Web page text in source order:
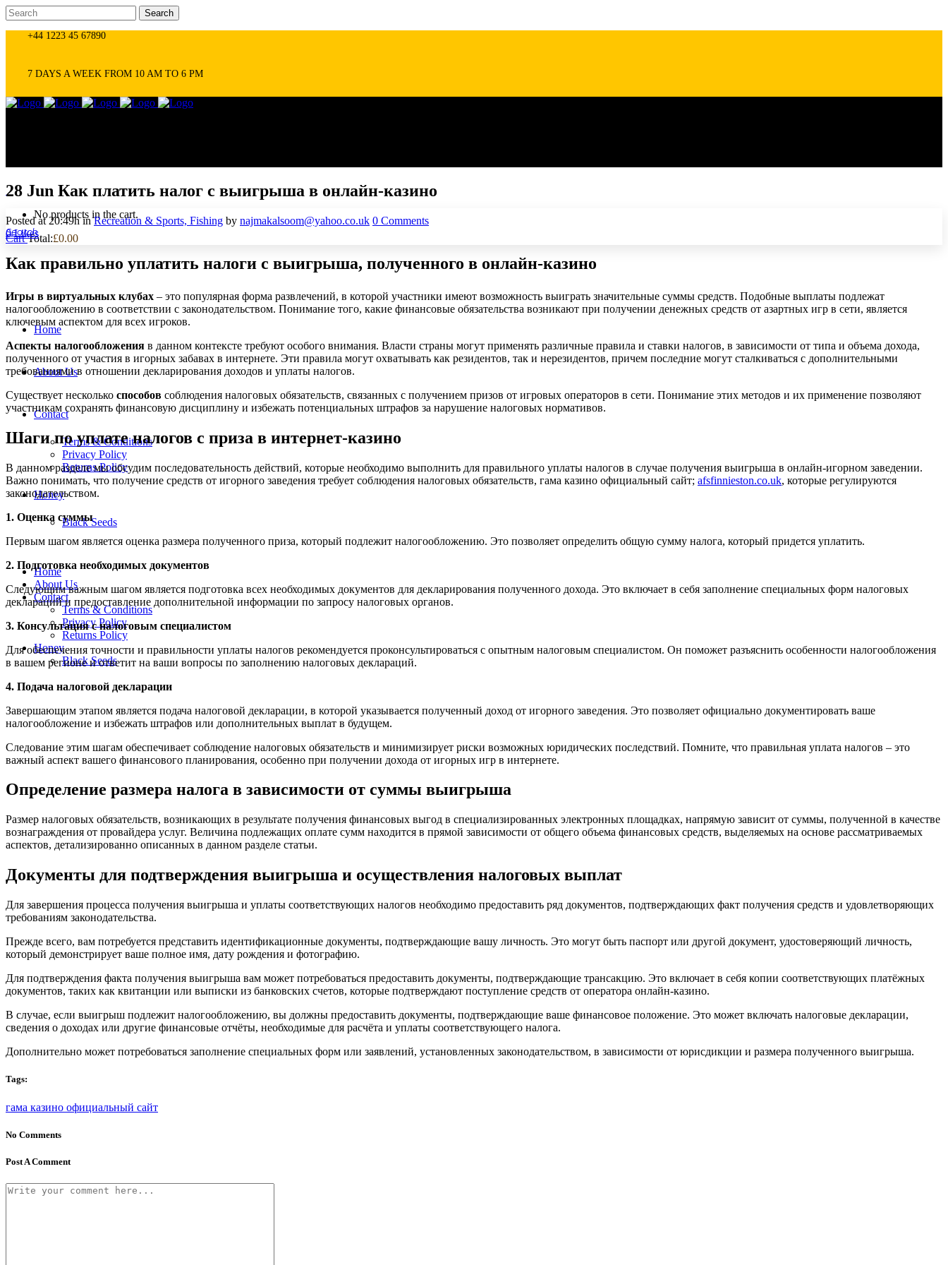
+44 1223 45 67890
7 DAYS A WEEK FROM 10 AM TO 6 PM
0
No products in the cart.
CartTotal:£0.00
Home
About Us
Contact
Terms & Conditions
Privacy Policy
Returns Policy
Honey
Black Seeds
Home
About Us
Contact
Terms & Conditions
Privacy Policy
Returns Policy
Honey
Black Seeds
28 Jun Как платить налог с выигрыша в онлайн-казино
Posted at 20:49hinRecreation & Sports, Fishing by najmakalsoom@yahoo.co.uk 0 Comments
0Likes
Как правильно уплатить налоги с выигрыша, полученного в онлайн-казино
Игры в виртуальных клубах – это популярная форма развлечений, в которой участники имеют возможность выиграть значительные суммы средств. Подобные выплаты подлежат
налогообложению в соответствии с законодательством. Понимание того, какие финансовые обязательства возникают при получении денежных средств от азартных игр в сети, является
ключевым аспектом для всех игроков.
Аспекты налогообложения в данном контексте требуют особого внимания. Власти страны могут применять различные правила и ставки налогов, в зависимости от типа и объема дохода,
полученного от участия в игорных забавах в интернете. Эти правила могут охватывать как резидентов, так и нерезидентов, причем последние могут сталкиваться с дополнительными
требованиями в отношении декларирования доходов и уплаты налогов.
Существует несколько способов соблюдения налоговых обязательств, связанных с получением призов от игровых операторов в сети. Понимание этих методов и их применение позволяют
участникам сохранять финансовую дисциплину и избежать потенциальных штрафов за нарушение налоговых нормативов.
Шаги по уплате налогов с приза в интернет-казино
В данном разделе мы обсудим последовательность действий, которые необходимо выполнить для правильного уплаты налогов в случае получения выигрыша в онлайн-игорном заведении.
Важно понимать, что получение средств от игорного заведения требует соблюдения налоговых обязательств, гама казино официальный сайт; afsfinnieston.co.uk, которые регулируются
законодательством.
1. Оценка суммы
Первым шагом является оценка размера полученного приза, который подлежит налогообложению. Это позволяет определить общую сумму налога, который придется уплатить.
2. Подготовка необходимых документов
Следующим важным шагом является подготовка всех необходимых документов для декларирования полученного дохода. Это включает в себя заполнение специальных форм налоговых
деклараций и предоставление дополнительной информации по запросу налоговых органов.
3. Консультация с налоговым специалистом
Для обеспечения точности и правильности уплаты налогов рекомендуется проконсультироваться с опытным налоговым специалистом. Он поможет разъяснить особенности налогообложения
в вашем регионе и ответит на ваши вопросы по заполнению налоговых деклараций.
4. Подача налоговой декларации
Завершающим этапом является подача налоговой декларации, в которой указывается полученный доход от игорного заведения. Это позволяет официально документировать ваше
налогообложение и избежать штрафов или дополнительных выплат в будущем.
Следование этим шагам обеспечивает соблюдение налоговых обязательств и минимизирует риски возможных юридических последствий. Помните, что правильная уплата налогов – это
важный аспект вашего финансового планирования, особенно при получении дохода от игорных игр в интернете.
Определение размера налога в зависимости от суммы выигрыша
Размер налоговых обязательств, возникающих в результате получения финансовых выгод в специализированных электронных площадках, напрямую зависит от суммы, полученной в качестве
вознаграждения от провайдера услуг. Величина подлежащих оплате сумм находится в прямой зависимости от общего объема финансовых средств, выделяемых на основе рассматриваемых
аспектов, детализированно описанных в данном разделе статьи.
Документы для подтверждения выигрыша и осуществления налоговых выплат
Для завершения процесса получения выигрыша и уплаты соответствующих налогов необходимо предоставить ряд документов, подтверждающих факт получения средств и удовлетворяющих
требованиям законодательства.
Прежде всего, вам потребуется представить идентификационные документы, подтверждающие вашу личность. Это могут быть паспорт или другой документ, удостоверяющий личность,
который демонстрирует ваше полное имя, дату рождения и фотографию.
Для подтверждения факта получения выигрыша вам может потребоваться предоставить документы, подтверждающие трансакцию. Это включает в себя копии соответствующих платёжных
документов, таких как квитанции или выписки из банковских счетов, которые подтверждают поступление средств от оператора онлайн-казино.
В случае, если выигрыш подлежит налогообложению, вы должны предоставить документы, подтверждающие ваше финансовое положение. Это может включать налоговые декларации,
сведения о доходах или другие финансовые отчёты, необходимые для расчёта и уплаты соответствующего налога.
Дополнительно может потребоваться заполнение специальных форм или заявлений, установленных законодательством, в зависимости от юрисдикции и размера полученного выигрыша.
Tags:
гама казино официальный сайт
No Comments
Post A Comment